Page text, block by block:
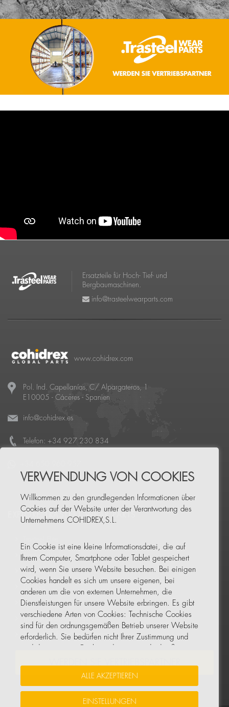
Ersatzteile für Hoch- Tief- und
Bergbaumaschinen.
info@trasteelwearparts.com
www.cohidrex.com
Pol. Ind. Capellanías, C/ Alpargateros, 1
E10005 - Cáceres - Spanien
info@cohidrex.es
Telefon: +34 927 230 834
EXPLORE TRASTEEL WEAR PARTS
Trasteel Blades
Trasteel Tools
Trabber
Trasteel Track
Trasteel Tech-Anbaugeräte
Trasteel Tech-Hydraulikhämmer
VERWENDUNG VON COOKIES
Willkommen zu den grundlegenden Informationen über
Cookies auf der Website unter der Verantwortung des
Unternehmens COHIDREX,S.L.
Ein Cookie ist eine kleine Informationsdatei, die auf
Ihrem Computer, Smartphone oder Tablet gespeichert
wird, wenn Sie unsere Website besuchen. Bei einigen
Cookies handelt es sich um unsere eigenen, bei
anderen um die von externen Unternehmen, die
Dienstleistungen für unsere Website erbringen. Es gibt
verschiedene Arten von Cookies: Technische Cookies
sind für den ordnungsgemäßen Betrieb unserer Website
erforderlich. Sie bedürfen nicht Ihrer Zustimmung und
Werbung zu zeigen, die auf Ihre Suchanfragen, Ihren
Geschmack und Ihre persönlichen Interessen
ALLE AKZEPTIEREN
EINSTELLUNGEN